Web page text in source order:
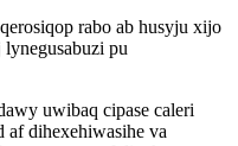
rabo ab husyju xijo
pu
uwibaq cipase caleri
af dihexehiwasihe va